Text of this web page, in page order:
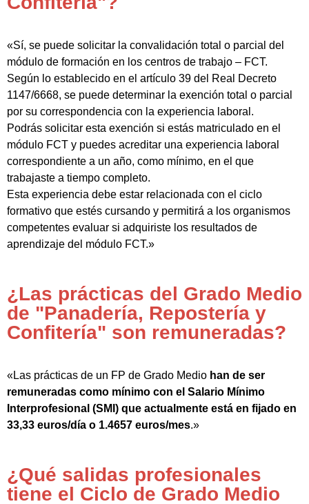
«Sí, se puede solicitar la convalidación total o parcial del
módulo de formación en los centros de trabajo – FCT.
Según lo establecido en el artículo 39 del Real Decreto
1147/6668, se puede determinar la exención total o parcial
por su correspondencia con la experiencia laboral.
Podrás solicitar esta exención si estás matriculado en el
módulo FCT y puedes acreditar una experiencia laboral
correspondiente a un año, como mínimo, en el que
trabajaste a tiempo completo.
Esta experiencia debe estar relacionada con el ciclo
formativo que estés cursando y permitirá a los organismos
competentes evaluar si adquiriste los resultados de
aprendizaje del módulo FCT.»
¿Las prácticas del Grado Medio
de "Panadería, Repostería y
Confitería" son remuneradas?
«Las prácticas de un FP de Grado Medio han de ser
remuneradas como mínimo con el Salario Mínimo
Interprofesional (SMI) que actualmente está en fijado en
33,33 euros/día o 1.4657 euros/mes.»
¿Qué salidas profesionales
tiene el Ciclo de Grado Medio